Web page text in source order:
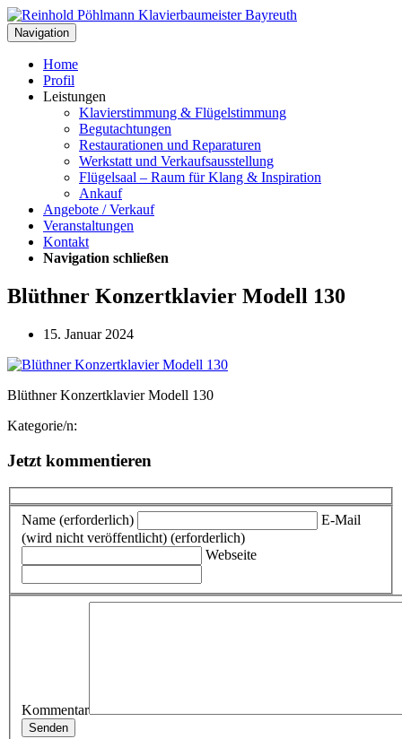
Navigation
Home
Profil
Leistungen
Klavierstimmung & Flügelstimmung
Begutachtungen
Restaurationen und Reparaturen
Werkstatt und Verkaufsausstellung
Flügelsaal – Raum für Klang & Inspiration
Ankauf
Angebote / Verkauf
Veranstaltungen
Kontakt
Navigation schließen
Blüthner Konzertklavier Modell 130
15. Januar 2024
Blüthner Konzertklavier Modell 130
Kategorie/n:
Jetzt kommentieren
Name (erforderlich)
E-Mail
(wird nicht veröffentlicht) (erforderlich)
Webseite
Kommentar